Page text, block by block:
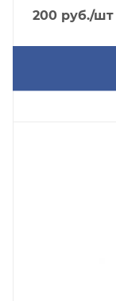
200 руб./шт